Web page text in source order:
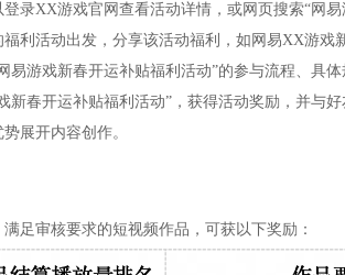
登录XX游戏官网查看活动详情，或网页搜索“网易
利活动出发，分享该活动福利，如网易XX游戏
易游戏新春开运补贴福利活动”的参与流程、具体
新春开运补贴福利活动”，获得活动奖励，并与好
展开内容创作。
足审核要求的短视频作品，可获以下奖励：